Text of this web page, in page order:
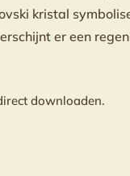
kristal
er een
downloaden.